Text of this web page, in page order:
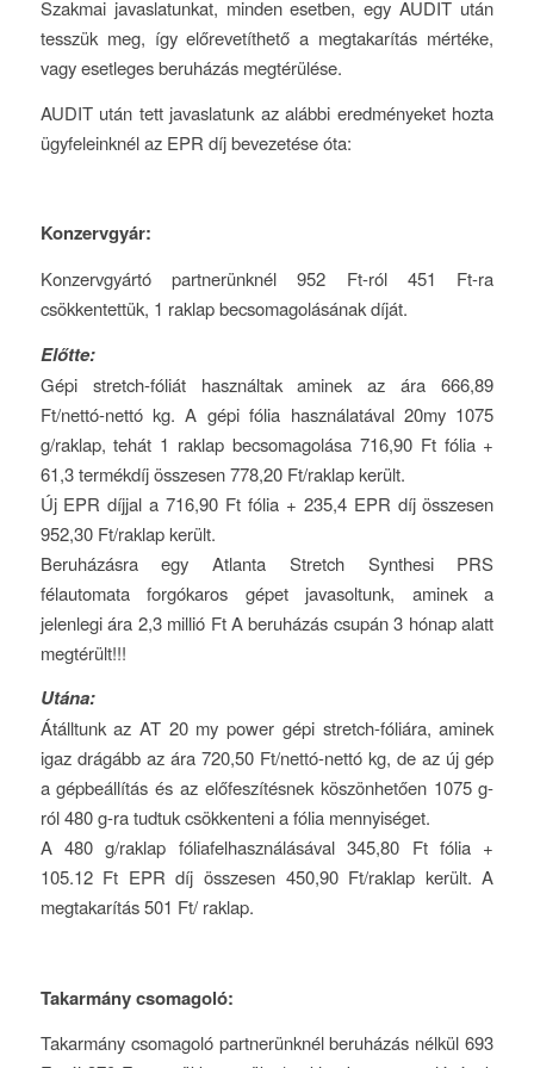
Szakmai javaslatunkat, minden esetben, egy AUDIT után
tesszük meg, így előrevetíthető a megtakarítás mértéke,
vagy esetleges beruházás megtérülése.
AUDIT után tett javaslatunk az alábbi eredményeket hozta
ügyfeleinknél az EPR díj bevezetése óta:
Konzervgyár:
Konzervgyártó partnerünknél 952 Ft-ról 451 Ft-ra
csökkentettük, 1 raklap becsomagolásának díját.
Előtte:
Gépi stretch-fóliát használtak aminek az ára 666,89
Ft/nettó-nettó kg. A gépi fólia használatával 20my 1075
g/raklap, tehát 1 raklap becsomagolása 716,90 Ft fólia +
61,3 termékdíj összesen 778,20 Ft/raklap került.
Új EPR díjjal a 716,90 Ft fólia + 235,4 EPR díj összesen
952,30 Ft/raklap került.
Beruházásra egy Atlanta Stretch Synthesi PRS
félautomata forgókaros gépet javasoltunk, aminek a
jelenlegi ára 2,3 millió Ft A beruházás csupán 3 hónap alatt
megtérült!!!
Utána:
Átálltunk az AT 20 my power gépi stretch-fóliára, aminek
igaz drágább az ára 720,50 Ft/nettó-nettó kg, de az új gép
a gépbeállítás és az előfeszítésnek köszönhetően 1075 g-
ról 480 g-ra tudtuk csökkenteni a fólia mennyiséget.
A 480 g/raklap fóliafelhasználásával 345,80 Ft fólia +
105.12 Ft EPR díj összesen 450,90 Ft/raklap került. A
megtakarítás 501 Ft/ raklap.
Takarmány csomagoló:
Takarmány csomagoló partnerünknél beruházás nélkül 693